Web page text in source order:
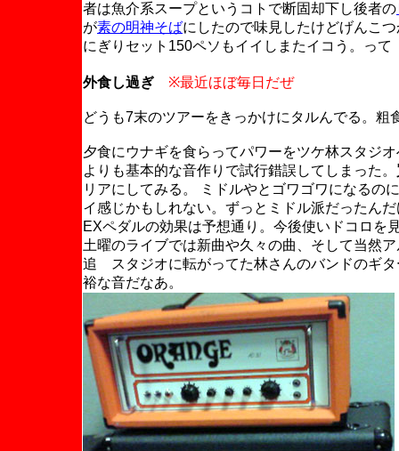
者は魚介系スープというコトで断固却下し後者の
が素の明神そばにしたので味見したけどげんこ
にぎりセット150ペソもイイしまたイコう。って
外食し過ぎ ※最近ほぼ毎日だぜ
どうも7末のツアーをきっかけにタルんでる。粗
夕食にウナギを食らってパワーをツケ林スタジ
よりも基本的な音作りで試行錯誤してしまった。
リアにしてみる。 ミドルやとゴワゴワになるの
イ感じかもしれない。ずっとミドル派だったん
EXペダルの効果は予想通り。今後使いドコロを
土曜のライブでは新曲や久々の曲、そして当然
追 スタジオに転がってた林さんのバンドのギ
裕な音だなあ。